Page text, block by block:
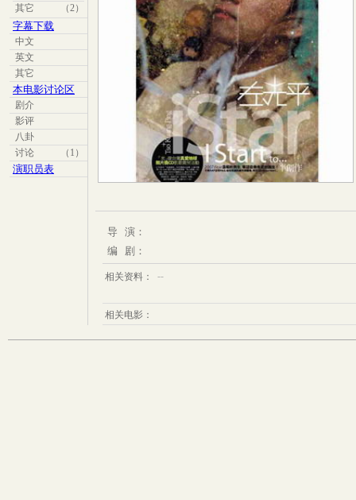
其它
（2）
字幕下载
中文
英文
其它
本电影讨论区
剧介
影评
八卦
讨论
（1）
演职员表
导 演：
编 剧：
相关资料： --
相关电影：